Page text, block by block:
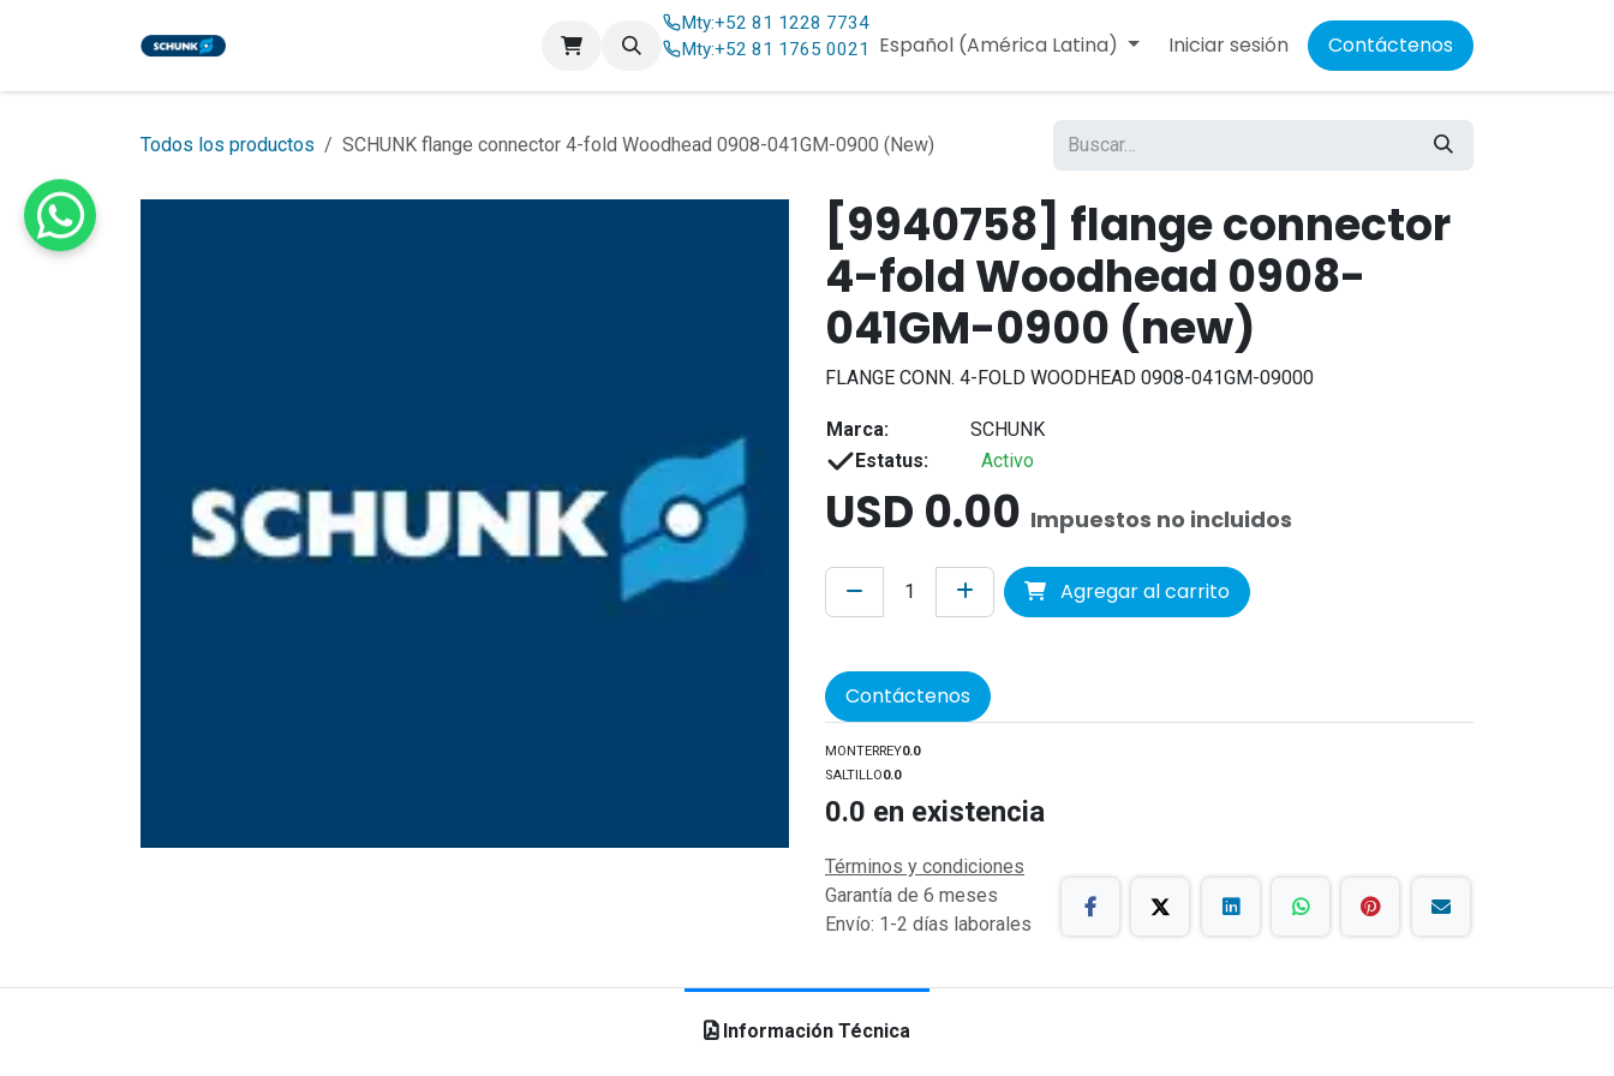
Contáctenos
Mty:+52 81 1228 7734
Mty:+52 81 1765 0021 Español (América Latina) Iniciar sesión Contáctenos
Todos los productos SCHUNK flange connector 4-fold Woodhead 0908-041GM-0900 (New)
[9940758] flange connector
4-fold Woodhead 0908-
041GM-0900 (new)
FLANGE CONN. 4-FOLD WOODHEAD 0908-041GM-09000
Marca:
SCHUNK
Estatus:
Activo
USD 0.00 Impuestos no incluidos
Agregar al carrito
Contáctenos
MONTERREY0.0
SALTILLO0.0
0.0 en existencia
Términos y condiciones
Garantía de 6 meses
Envío: 1-2 días laborales
Información Técnica